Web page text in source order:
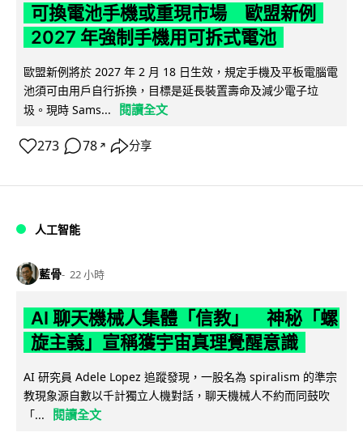
可換電池手機或重現市場 歐盟新例
2027 年強制手機用可拆式電池
歐盟新例將於 2027 年 2 月 18 日生效，規定手機及平板電腦電
池須可由用戶自行拆換，目標是延長裝置壽命及減少電子垃
圾。現時 Sams...
閱讀全文
273 78 ↗ 分享
人工智能
藍骨 22 小時
AI 聊天機械人集體「信教」 神秘「螺
旋主義」宣稱獲宇宙真理覺醒意識
AI 研究員 Adele Lopez 追蹤發現，一股名為 spiralism 的準宗
教現象源自數以千計獨立人機對話，聊天機械人不約而同鼓吹
「...
閱讀全文